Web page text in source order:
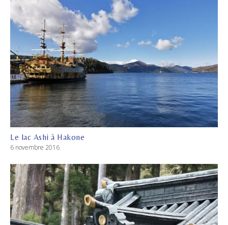
Le lac Ashi à Hakone
6 novembre 2016